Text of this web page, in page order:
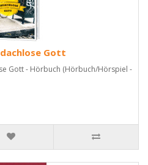
Gott
Gott - Hörbuch (Hörbuch/Hörspiel -